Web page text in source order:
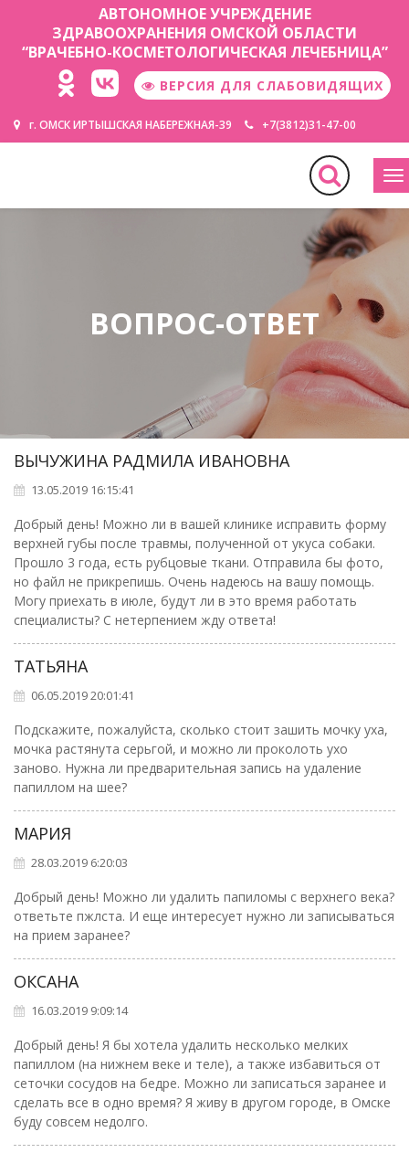
АВТОНОМНОЕ УЧРЕЖДЕНИЕ
ЗДРАВООХРАНЕНИЯ ОМСКОЙ ОБЛАСТИ
“ВРАЧЕБНО-КОСМЕТОЛОГИЧЕСКАЯ ЛЕЧЕБНИЦА”
ВЕРСИЯ ДЛЯ СЛАБОВИДЯЩИХ
г. ОМСК ИРТЫШСКАЯ НАБЕРЕЖНАЯ-39 +7(3812)31-47-00
ВОПРОС-ОТВЕТ
ВЫЧУЖИНА РАДМИЛА ИВАНОВНА
13.05.2019 16:15:41
Добрый день! Можно ли в вашей клинике исправить форму
верхней губы после травмы, полученной от укуса собаки.
Прошло 3 года, есть рубцовые ткани. Отправила бы фото,
но файл не прикрепишь. Очень надеюсь на вашу помощь.
Могу приехать в июле, будут ли в это время работать
специалисты? С нетерпением жду ответа!
ТАТЬЯНА
06.05.2019 20:01:41
Подскажите, пожалуйста, сколько стоит зашить мочку уха,
мочка растянута серьгой, и можно ли проколоть ухо
заново. Нужна ли предварительная запись на удаление
папиллом на шее?
МАРИЯ
28.03.2019 6:20:03
Добрый день! Можно ли удалить папиломы с верхнего века?
ответьте пжлста. И еще интересует нужно ли записываться
на прием заранее?
ОКСАНА
16.03.2019 9:09:14
Добрый день! Я бы хотела удалить несколько мелких
папиллом (на нижнем веке и теле), а также избавиться от
сеточки сосудов на бедре. Можно ли записаться заранее и
сделать все в одно время? Я живу в другом городе, в Омске
буду совсем недолго.